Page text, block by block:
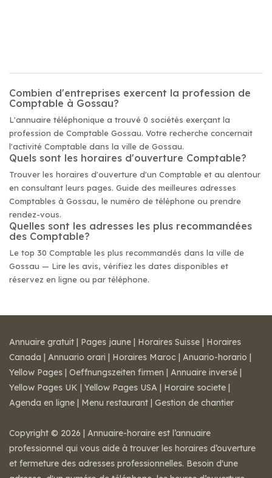
Combien d'entreprises exercent la profession de
Comptable à Gossau?
L'annuaire téléphonique a trouvé 0 sociétés exerçant la
profession de Comptable Gossau. Votre recherche concernait
l'activité Comptable dans la ville de Gossau.
Quels sont les horaires d'ouverture Comptable?
Trouver les horaires d'ouverture d'un Comptable et au alentour
en consultant leurs pages. Guide des meilleures adresses
Comptables à Gossau, le numéro de téléphone ou prendre
rendez-vous.
Quelles sont les adresses les plus recommandées
des Comptable?
Le top 30 Comptable les plus recommandés dans la ville de
Gossau — Lire les avis, vérifiez les dates disponibles et
réservez en ligne ou par téléphone.
Annuaire gratuit | Pages jaune | Horaires Suisse | Horaires
Canada | Annuario orari | Horaires Maroc | Anuario-horario |
Yellow Pages | Oeffnungszeiten firmen | Annuaire inversé |
Yellow Pages UK | Yellow Pages USA | Horaire societe |
Agenda en ligne | Menu restaurant | Gestion de chantier
Copyright © 2026 | Annuaire-horaire est l’annuaire
professionnel qui vous aide à trouver les horaires d’ouverture
et fermeture des adresses professionnelles. Besoin d'une